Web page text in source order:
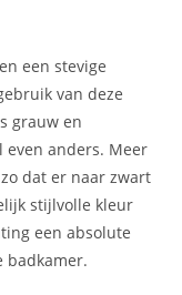
een stevige
van deze
grauw en
even anders. Meer
dat er naar zwart
stijlvolle kleur
een absolute
badkamer.